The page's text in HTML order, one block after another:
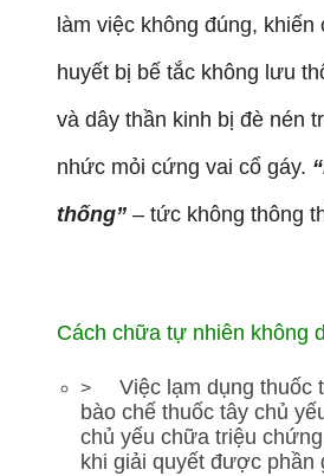
làm việc không đúng,
huyết bị bế tắc không lưu
và dây thần kinh bị đè nén
nhức mỏi cứng vai cổ gáy.
thống” – tức không thông
Cách chữa tự nhiên không
> Việc lạm dụng thuốc
bào chế thuốc tây chủ
chủ yếu chữa triệu
khi giải quyết được phần